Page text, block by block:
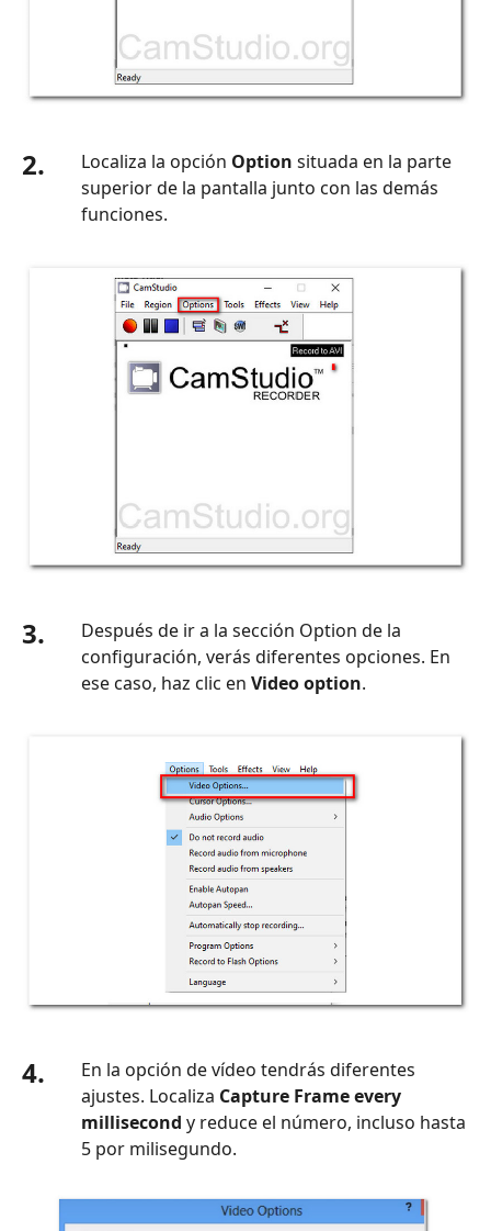
Solución
Error
CamStudio:
se
archivo
Consejo
adicional:
CamStudio:
grabador
Aiseesoft
2. Localiza la opción Option situada en la parte
superior de la pantalla junto con las demás
funciones.
3.
Después de ir a la sección Option de la
configuración, verás diferentes opciones. En
ese caso, haz clic en Video option.
4.
En la opción de vídeo tendrás diferentes
ajustes. Localiza Capture Frame every
millisecond y reduce el número, incluso hasta
5 por milisegundo.